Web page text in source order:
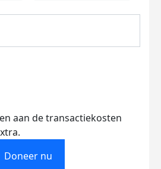
aan de transactiekosten
Doneer nu